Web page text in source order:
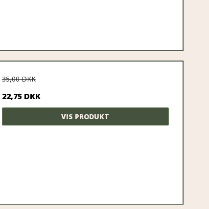
35,00 DKK
22,75 DKK
VIS PRODUKT